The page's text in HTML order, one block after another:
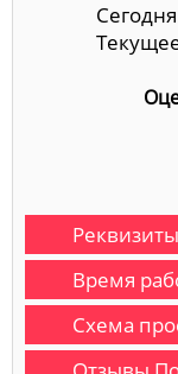
Время
Схема